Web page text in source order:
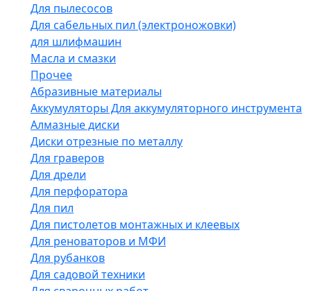
Для пылесосов
Для сабельных пил (электроножовки)
для шлифмашин
Масла и смазки
Прочее
Абразивные материалы
Аккумуляторы Для аккумуляторного инструмента
Алмазные диски
Диски отрезные по металлу
Для граверов
Для дрели
Для перфоратора
Для пил
Для пистолетов монтажных и клеевых
Для реноваторов и МФИ
Для рубанков
Для садовой техники